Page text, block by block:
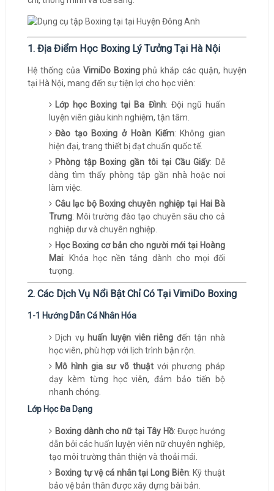
1. Địa Điểm Học Boxing Lý Tưởng Tại Hà Nội
Hệ thống của VimiDo Boxingphủ khắp các quận, huyện
tại Hà Nội, mang đến sự tiện lợi cho học viên:
Lớp học Boxing tại Ba Đình: Đội ngũ huấn
luyện viên giàu kinh nghiệm, tận tâm.
Đào tạo Boxing ở Hoàn Kiếm: Không gian
hiện đại, trang thiết bị đạt chuẩn quốc tế.
Phòng tập Boxing gần tôi tại Cầu Giấy: Dễ
dàng tìm thấy phòng tập gần nhà hoặc nơi
làm việc.
Câu lạc bộ Boxing chuyên nghiệp tại Hai Bà
Trưng: Môi trường đào tạo chuyên sâu cho cả
nghiệp dư và chuyên nghiệp.
Học Boxing cơ bản cho người mới tại Hoàng
Mai: Khóa học nền tảng dành cho mọi đối
tượng.
2. Các Dịch Vụ Nổi Bật Chỉ Có Tại VimiDo Boxing
1-1 Hướng Dẫn Cá Nhân Hóa
Dịch vụ huấn luyện viên riêng đến tận nhà
học viên, phù hợp với lịch trình bận rộn.
Mô hình gia sư võ thuật với phương pháp
dạy kèm từng học viên, đảm bảo tiến bộ
nhanh chóng.
Lớp Học Đa Dạng
Boxing dành cho nữ tại Tây Hồ: Được hướng
dẫn bởi các huấn luyện viên nữ chuyên nghiệp,
tạo môi trường thân thiện và thoải mái.
Boxing tự vệ cá nhân tại Long Biên: Kỹ thuật
bảo vệ bản thân được xây dựng bài bản.